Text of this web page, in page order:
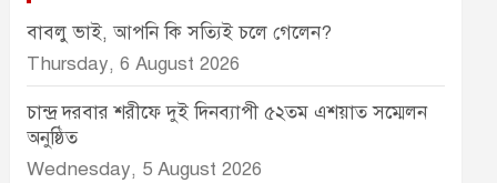
বাবলু ভাই, আপনি কি সত্যিই চলে গেলেন?
Thursday, 6 August 2026
চান্দ্র দরবার শরীফে দুই দিনব্যাপী ৫২তম এশয়াত সম্মেলন
অনুষ্ঠিত
Wednesday, 5 August 2026